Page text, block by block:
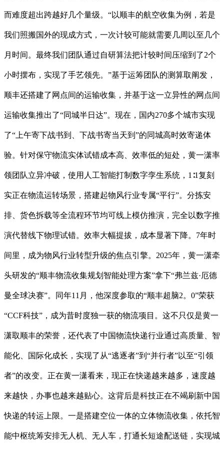
而难度超出跨越好几个量级。“以顺丰的航空收集为例，若是
我们照搬国外的现成方式，一次计较可能就需要几周以至几个
月时间。最终我们团队通过自研算法把计较时间压缩到了2个
小时摆布，实现了手艺领先。”基于运筹团队的测算取阐发，
顺丰还搭建了网点间的运输收集，并基于这一立异性的网点间
运输收集推出了“同城半日达”。现在，国内270多个城市实现
了“上午寄下战书到、下战书寄当天到”的同城高时效寄递体
验。针对保守物流实体试错成本高、效率低的短处，黄一潇率
领团队立异冲破，使用人工智能打制数字孪生系统，1∶1复刻
实正在物流运转场景，搭建起物风行业专属“平行”。分拣安
排、货色拆载等全流程环节均可线上模仿推演，完全以数字推
演代替线下物理试错。效率大幅提拔，成本显著下降。7年时
间里，成为物风行业转型升级的焦点引擎。2025年，黄一潇牵
头研发的“顺丰物流收集规划智能处理方案”拿下“弗兰兹·厄德
曼全球决赛”。同年11月，他深度参取的“顺丰超脑2。0”荣获
“CCF科技”，成为昔时度独一获的物流项目。这不只仅是黄一
潇取顺丰的荣誉，还代表了中国物流快递行业通过高质量、智
能化、国际化成长，实现了从“逃逐者”到“并行者”以至“引领
者”的改变。正在黄一潇看来，现正在快递越来越多，速度越
来越快，办事也越来越贴心。这背后是科技正在不竭刷新中国
快递的转运上限。一是搭建空位一体的立体物流收集，依托智
能中枢统筹安排无人机、无人车，打通长短途配送链，实现城